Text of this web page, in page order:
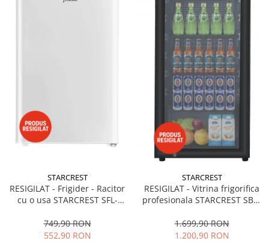
STARCREST
RESIGILAT - Frigider - Racitor
cu o usa STARCREST SFL-
92L, Iluminare interioara,H 83
cm, Alb
749,90 RON
552,90 RON
STARCREST
RESIGILAT - Vitrina frigorifica
profesionala STARCREST SBC-
reglabil, Iluminare LED, H 104
cm, Negru
1.699,90 RON
1.200,90 RON